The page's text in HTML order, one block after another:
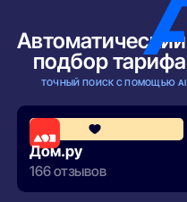
Автоматический
подбор тарифа
ТОЧНЫЙ ПОИСК С ПОМОЩЬЮ AI
Дом.ру
166 отзывов